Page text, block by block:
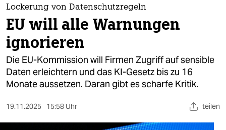
themen
politik
öko
gesellschaft
sport
Lockerung von Datenschutzregeln
EU will alle Warnungen
ignorieren
Die EU-Kommission will Firmen Zugriff auf sensible
Daten erleichtern und das KI-Gesetz bis zu 16
Monate aussetzen. Daran gibt es scharfe Kritik.
19.11.2025 15:58 Uhr teilen